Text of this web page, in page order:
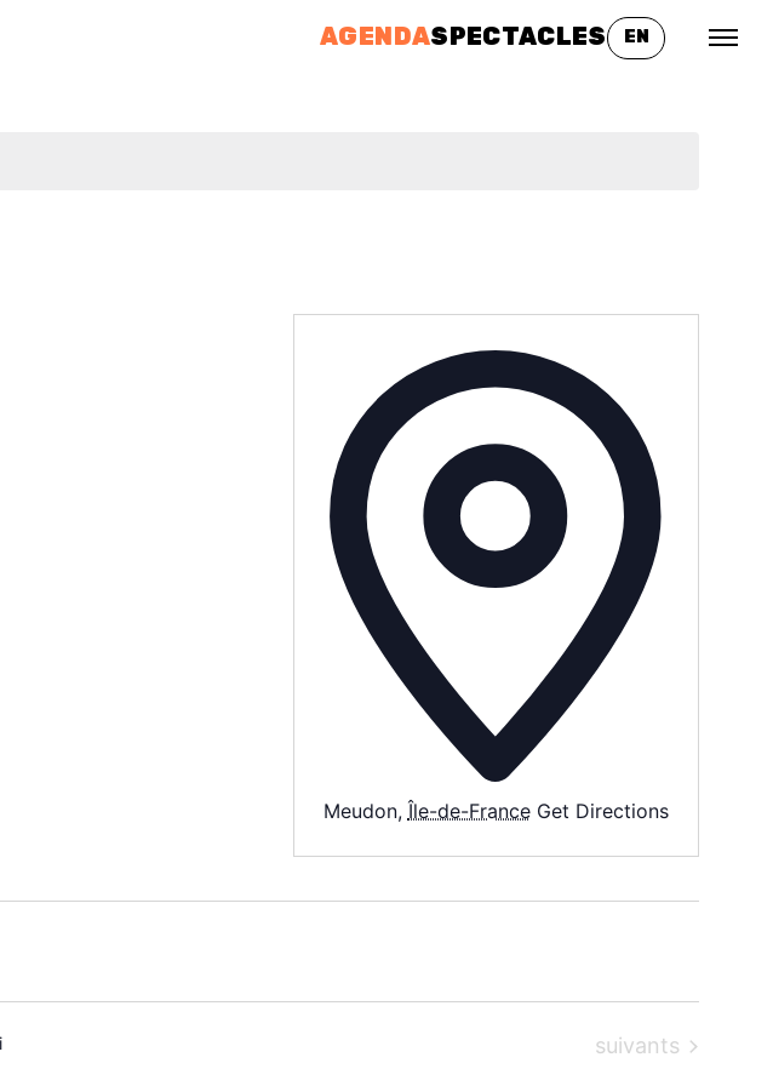
AGENDASPECTACLES EN
Meudon, Île-de-France Get Directions
Évènements
suivants